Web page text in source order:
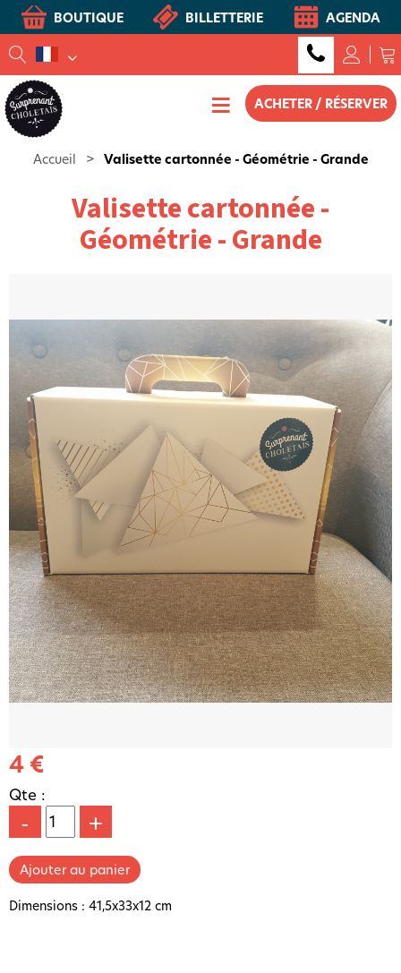
BOUTIQUE BILLETTERIE AGENDA
ACHETER / RÉSERVER
Accueil > Valisette cartonnée - Géométrie - Grande
Valisette cartonnée -
Géométrie - Grande
4 €
Qte :
- +
Dimensions : 41,5x33x12 cm